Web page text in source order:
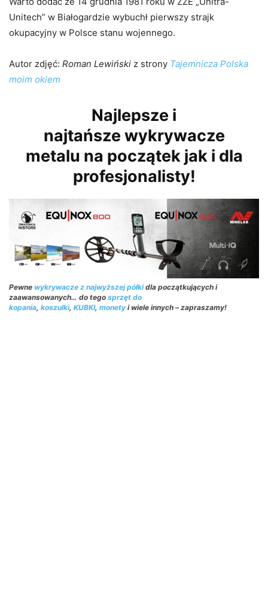
Unitech” w Białogardzie wybuchł pierwszy strajk
okupacyjny w Polsce stanu wojennego.
Autor zdjęć: Roman Lewiński z strony Tajemnicza Polska
moim okiem
Najlepsze i
najtańsze wykrywacze
metalu na początek jak i dla
profesjonalisty!
Pewne wykrywacze z najwyższej półkidla początkujących i
zaawansowanych… do tego sprzęt do
kopania, koszulki, KUBKI, monety i wiele innych – zapraszamy!